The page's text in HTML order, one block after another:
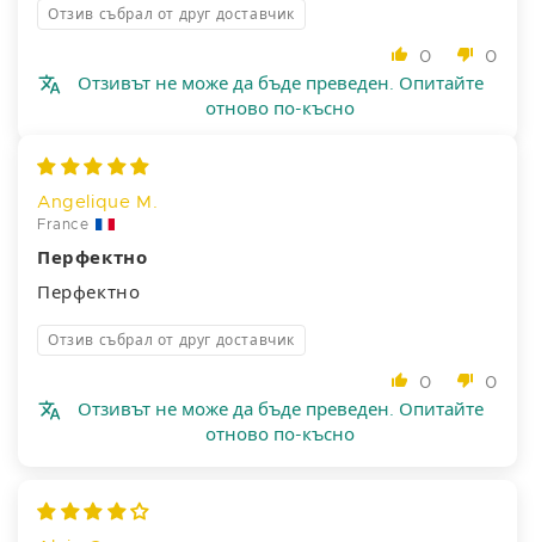
Отзив събрал от друг доставчик
0
0
Отзивът не може да бъде преведен. Опитайте
отново по-късно
Angelique M.
France
Перфектно
Перфектно
Отзив събрал от друг доставчик
0
0
Отзивът не може да бъде преведен. Опитайте
отново по-късно